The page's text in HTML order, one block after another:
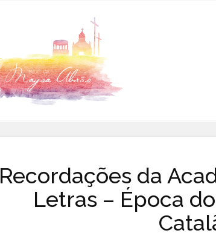
Recordações da
Letras – Época